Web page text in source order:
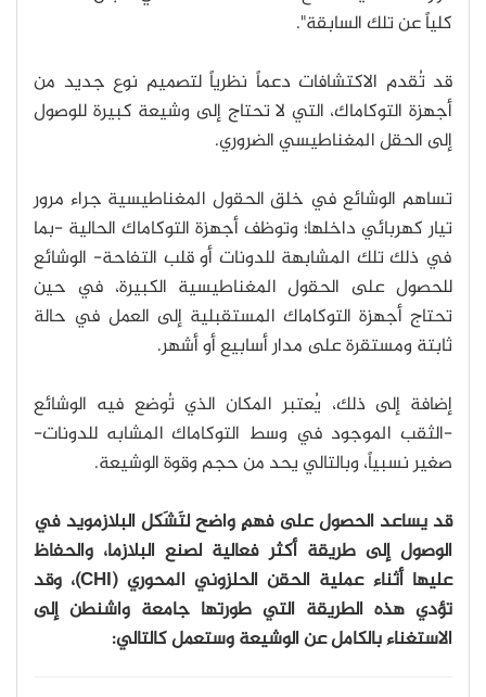
كلياً عن تلك السابقة".
قد تُقدم الاكتشافات دعماً نظرياً لتصميم نوع جديد من
أجهزة التوكاماك، التي لا تحتاج إلى وشيعة كبيرة للوصول
إلى الحقل المغناطيسي الضروري.
تساهم الوشائع في خلق الحقول المغناطيسية جراء مرور
تيار كهربائي داخلها؛ وتوظف أجهزة التوكاماك الحالية -بما
في ذلك تلك المشابهة للدونات أو قلب التفاحة- الوشائع
للحصول على الحقول المغناطيسية الكبيرة، في حين
تحتاج أجهزة التوكاماك المستقبلية إلى العمل في حالة
ثابتة ومستقرة على مدار أسابيع أو أشهر.
إضافة إلى ذلك، يُعتبر المكان الذي تُوضع فيه الوشائع
-الثقب الموجود في وسط التوكاماك المشابه للدونات-
صغير نسبياً، وبالتالي يحد من حجم وقوة الوشيعة.
قد يساعد الحصول على فهمٍ واضح لتَشَكل البلازمويد في
الوصول إلى طريقة أكثر فعالية لصنع البلازما، والحفاظ
عليها أثناء عملية الحقن الحلزوني المحوري (CHI)، وقد
تؤدي هذه الطريقة التي طورتها جامعة واشنطن إلى
الاستغناء بالكامل عن الوشيعة وستعمل كالتالي: